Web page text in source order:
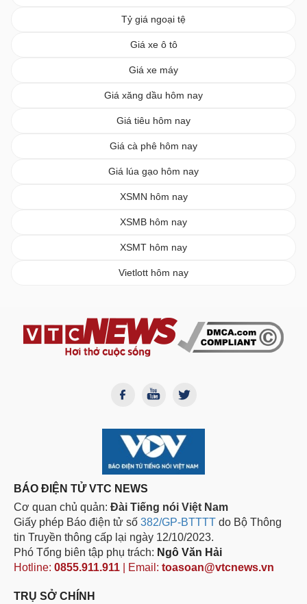
Tỷ giá ngoại tệ
Giá xe ô tô
Giá xe máy
Giá xăng dầu hôm nay
Giá tiêu hôm nay
Giá cà phê hôm nay
Giá lúa gạo hôm nay
XSMN hôm nay
XSMB hôm nay
XSMT hôm nay
Vietlott hôm nay
BÁO ĐIỆN TỬ VTC NEWS
Cơ quan chủ quản: Đài Tiếng nói Việt Nam
Giấy phép Báo điện tử số 382/GP-BTTTT do Bộ Thông
tin Truyền thông cấp lại ngày 12/10/2023.
Phó Tổng biên tập phụ trách: Ngô Văn Hải
Hotline: 0855.911.911 | Email: toasoan@vtcnews.vn
TRỤ SỞ CHÍNH